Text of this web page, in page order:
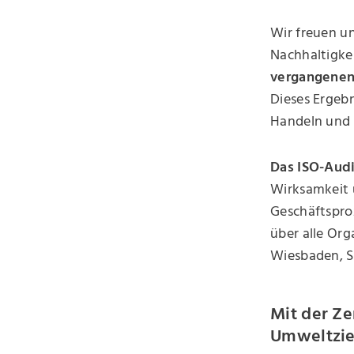
Wir freuen
Dieses
Handeln
Das ISO-
Wirksamkeit
über alle
Wiesbaden,
Mit der